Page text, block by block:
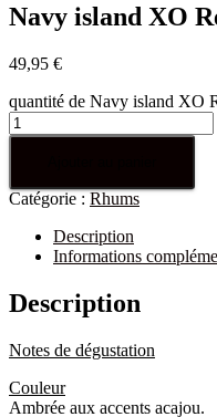
Navy island XO
49,95 €
quantité de Navy island XO
Catégorie : Rhums
Description
Informations
Description
Notes de dégustation
Couleur
Ambrée aux accents acajou.